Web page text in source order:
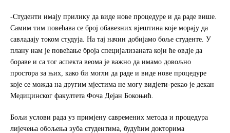
-Студенти имају прилику да виде нове процедуре и да раде више.
Самим тим повећава се број обавезних вјештина које морају да
савладају током студуја. На тај начин добијамо боље студенте. У
плану нам је повећање броја специјализаната који ће овдје да
бораве и са тог аспекта веома је важно да имамо довољно
простора за њих, како би могли да раде и виде нове процедуре
које се можда на другим мјестима не могу видјети-рекао је декан
Медицинског факултета Фоча Дејан Бокоњић.
Бољи услови рада уз примјену савремених метода и процедура
лијечења обољења зуба студентима, будућим докторима